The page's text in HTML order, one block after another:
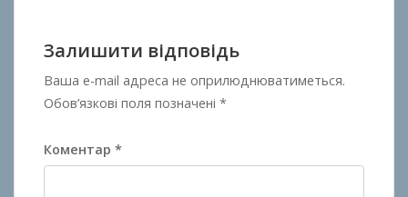
Залишити відповідь
Ваша e-mail адреса не оприлюднюватиметься.
Обов’язкові поля позначені *
Коментар *